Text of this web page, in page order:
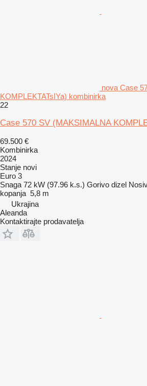
nova Case
KOMPLEKTATsIYa) kombinirka
22
Case 570 SV (MAKSIMALNA
69.500 €
Kombinirka
2024
Stanje novi
Euro 3
Snaga 72 kW (97.96 k.s.) Gorivo dizel
kopanja 5,8 m
Ukrajina
Aleanda
Kontaktirajte prodavatelja